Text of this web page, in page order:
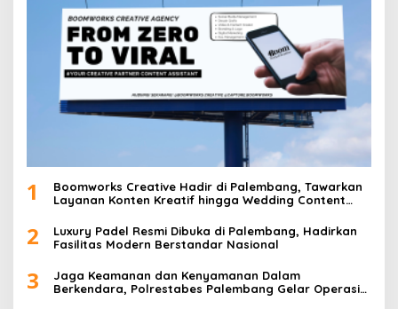
1
Boomworks Creative Hadir di Palembang, Tawarkan
Layanan Konten Kreatif hingga Wedding Content
2
Luxury Padel Resmi Dibuka di Palembang, Hadirkan
Fasilitas Modern Berstandar Nasional
3
Jaga Keamanan dan Kenyamanan Dalam
Berkendara, Polrestabes Palembang Gelar Operasi